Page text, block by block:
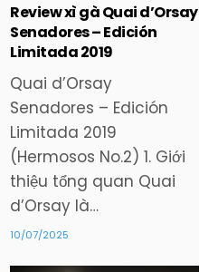
Review xì gà Quai d’Orsay
Senadores – Edición
Limitada 2019
Quai d’Orsay
Senadores – Edición
Limitada 2019
(Hermosos No.2) 1. Giới
thiệu tổng quan Quai
d’Orsay là…
10/07/2025